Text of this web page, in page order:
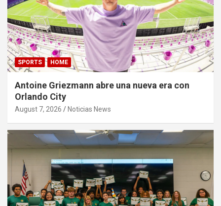
SPORTS HOME
Antoine Griezmann abre una nueva era con
Orlando City
August 7, 2026 Noticias News